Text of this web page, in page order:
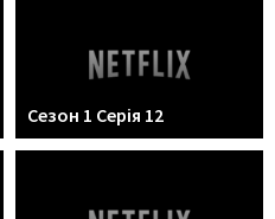
Сезон 1 Серія 12